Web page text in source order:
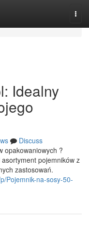
Idealny
Discuss
opakowaniowych ?
pojemników z
zastosowań.
Pojemnik-na-sosy-50-